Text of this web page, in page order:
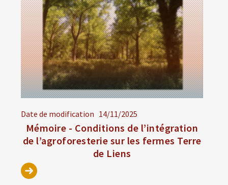
Date de modification 14/11/2025
Mémoire - Conditions de l’intégration
de l’agroforesterie sur les fermes Terre
de Liens